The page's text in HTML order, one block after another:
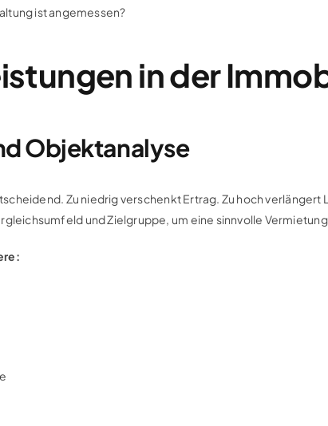
ist angemessen?
in der
Objektanalyse
Zu niedrig verschenkt Ertrag. Zu hoch
und Zielgruppe, um eine sinnvolle